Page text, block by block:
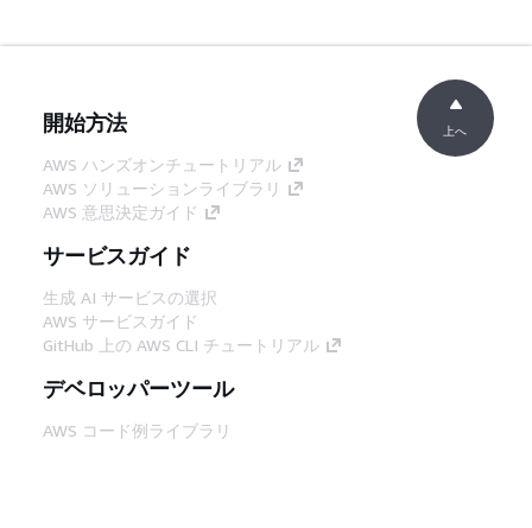
開始方法
AWS ハンズオンチュートリアル
AWS ソリューションライブラリ
AWS 意思決定ガイド
サービスガイド
生成 AI サービスの選択
AWS サービスガイド
GitHub 上の AWS CLI チュートリアル
デベロッパーツール
AWS コード例ライブラリ
上へ